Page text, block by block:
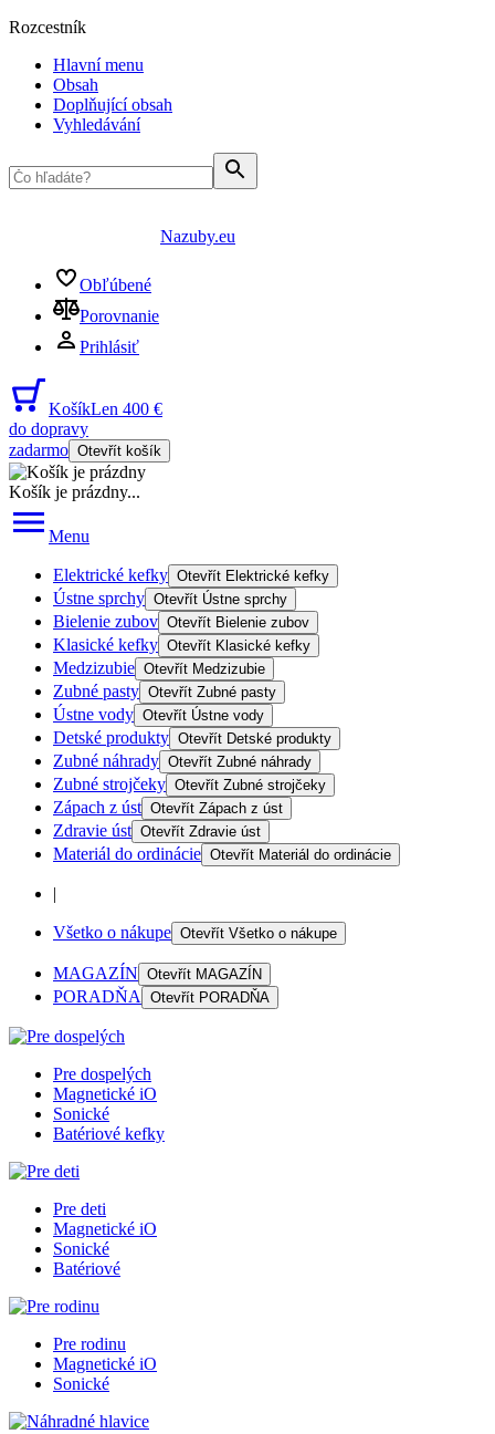
Rozcestník
Hlavní menu
Obsah
Doplňující obsah
Vyhledávání
Nazuby.eu
Obľúbené
Porovnanie
Prihlásiť
KošíkLen 400 €
do dopravy
zadarmo Otevřít košík
Košík je prázdny...
Menu
Elektrické kefky Otevřít Elektrické kefky
Ústne sprchy Otevřít Ústne sprchy
Bielenie zubov Otevřít Bielenie zubov
Klasické kefky Otevřít Klasické kefky
Medzizubie Otevřít Medzizubie
Zubné pasty Otevřít Zubné pasty
Ústne vody Otevřít Ústne vody
Detské produkty Otevřít Detské produkty
Zubné náhrady Otevřít Zubné náhrady
Zubné strojčeky Otevřít Zubné strojčeky
Zápach z úst Otevřít Zápach z úst
Zdravie úst Otevřít Zdravie úst
Materiál do ordinácie Otevřít Materiál do ordinácie
|
Všetko o nákupe Otevřít Všetko o nákupe
MAGAZÍN Otevřít MAGAZÍN
PORADŇA Otevřít PORADŇA
Pre dospelých
Magnetické iO
Sonické
Batériové kefky
Pre deti
Magnetické iO
Sonické
Batériové
Pre rodinu
Magnetické iO
Sonické